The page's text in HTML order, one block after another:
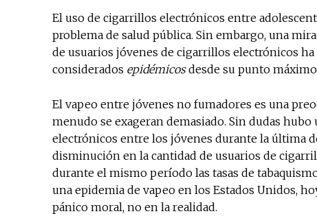
El uso de cigarrillos electrónicos entre
problema de salud pública. Sin embargo, una
de usuarios jóvenes de cigarrillos electrónicos
considerados epidémicosdesde su punto máximo
El vapeo entre jóvenes no fumadores es una
menudo se exageran demasiado. Sin dudas
electrónicos entre los jóvenes durante la última
disminución en la cantidad de usuarios de
durante el mismo período las tasas de
una epidemia de vapeo en los Estados Unidos,
pánico moral, no en la realidad.